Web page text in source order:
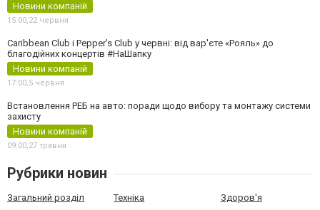
Новини компаній
15:00,22 червня
Caribbean Club і Pepper's Club у червні: від вар'єте «Рояль» до
благодійних концертів #НаШапку
Новини компаній
17:00,5 червня
Встановлення РЕБ на авто: поради щодо вибору та монтажу системи
захисту
Новини компаній
09:00,27 травня
Рубрики новин
Загальний розділ Техніка Здоров'я